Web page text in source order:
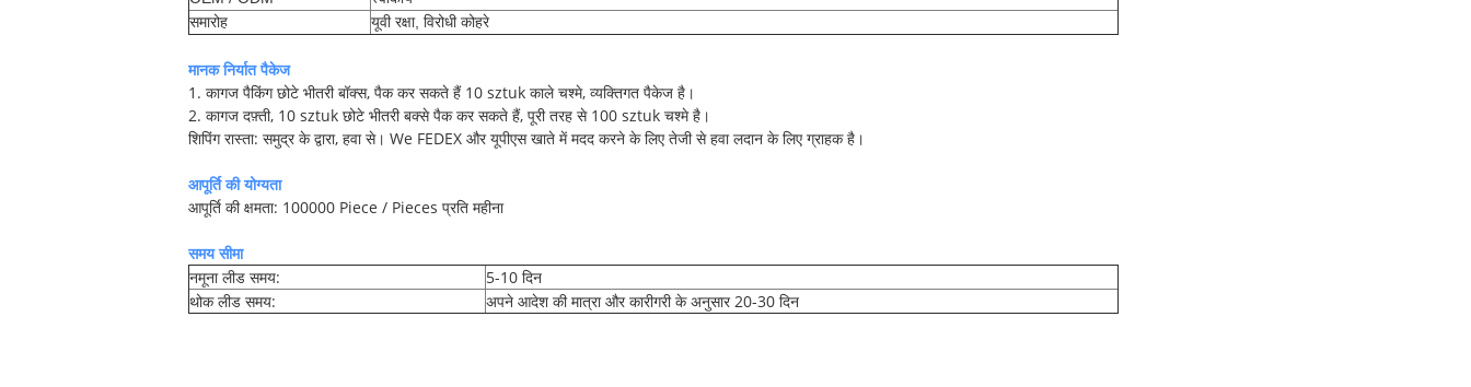
समारोह
यूवी रक्षा, विरोधी कोहरे
मानक निर्यात पैकेज
1. कागज पैकिंग छोटे भीतरी बॉक्स, पैक कर सकते हैं 10 sztuk काले चश्मे, व्यक्तिगत पैकेज है।
2. कागज दफ़्ती, 10 sztuk छोटे भीतरी बक्से पैक कर सकते हैं, पूरी तरह से 100 sztuk चश्मे है।
शिपिंग रास्ता: समुद्र के द्वारा, हवा से। We FEDEX और यूपीएस खाते में मदद करने के लिए तेजी से हवा लदान के लिए ग्राहक है।
आपूर्ति की योग्यता
आपूर्ति की क्षमता: 100000 Piece / Pieces प्रति महीना
समय सीमा
नमूना लीड समय:
5-10 दिन
थोक लीड समय:
अपने आदेश की मात्रा और कारीगरी के अनुसार 20-30 दिन